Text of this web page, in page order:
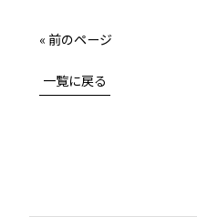
« 前のページ
一覧に戻る